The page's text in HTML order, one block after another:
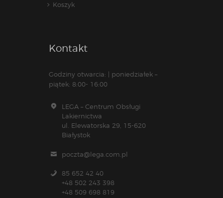
Koszyk
Kontakt
Godziny otwarcia: | poniedziałek –
piątek: 8:00- 16:00
LEGA – Centrum Obsługi
Lakiernictwa
ul. Elewatorska 29, 15-620
Białystok
poczta@lega.com.pl
85 652 42 40
+48 502 243 398
+48 509 698 819